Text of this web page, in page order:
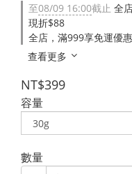
至08/09 16:00截止 全
現折$88
全店，滿999享免運優惠
查看更多
NT$399
容量
數量